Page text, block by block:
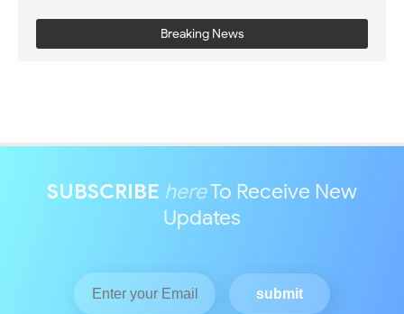
Breaking News
SUBSCRIBE hereTo Receive New
Updates